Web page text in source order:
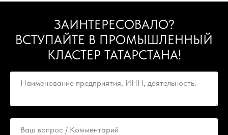
ЗАИНТЕРЕСОВАЛО?
ВСТУПАЙТЕ В ПРОМЫШЛЕННЫЙ
КЛАСТЕР ТАТАРСТАНА!